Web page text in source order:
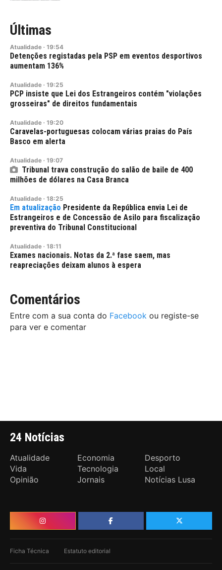
Últimas
Atualidade · 19:54
Detenções registadas pela PSP em eventos desportivos
aumentam 136%
Atualidade · 19:25
PCP insiste que Lei dos Estrangeiros contém "violações
grosseiras" de direitos fundamentais
Atualidade · 19:20
Caravelas-portuguesas colocam várias praias do País
Basco em alerta
Atualidade · 19:07
Tribunal trava construção do salão de baile de 400
milhões de dólares na Casa Branca
Atualidade · 18:25
Presidente da República envia Lei de
Estrangeiros e de Concessão de Asilo para fiscalização
preventiva do Tribunal Constitucional
Atualidade · 18:11
Exames nacionais. Notas da 2.ª fase saem, mas
reapreciações deixam alunos à espera
Comentários
Entre com a sua conta do Facebook ou registe-se
para ver e comentar
24 Notícias
Atualidade Economia
Desporto
Vida
Tecnologia
Local
Opinião
Jornais Notícias Lusa
Ficha Técnica Estatuto editorial